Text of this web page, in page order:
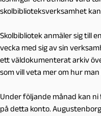
skolbiblioteksverksamhet
Skolbibliotek anmäler sig till
vecka med sig av sin
ett väldokumenterat arkiv
som vill veta mer om hur
Under följande månad kan
på detta konto.